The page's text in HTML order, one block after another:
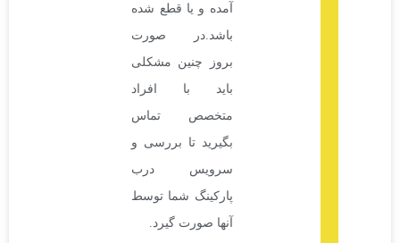
آمده و یا قطع شده
باشد.در صورت
بروز چنین مشکلی
باید با افراد
متخصص تماس
بگیرید تا بررسی و
سرویس درب
پارکینگ شما توسط